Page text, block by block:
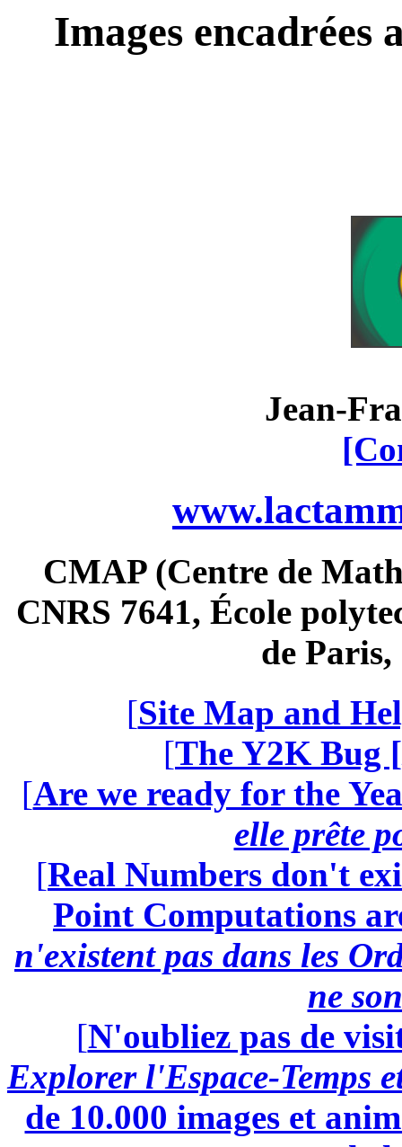
Images encadrées
Jean-
CMAP (Centre de
CNRS 7641, École
de
[Site Map and
[The Y2K Bug [
[Are we ready for the
elle prête
[Real Numbers don't
Point Computations
n'existent pas dans les
ne
[N'oubliez pas de
Explorer l'Espace-Temps
de 10.000 images et